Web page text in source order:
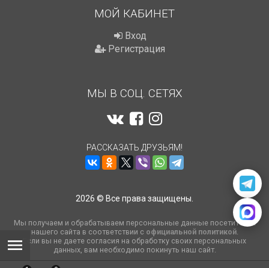
МОЙ КАБИНЕТ
Вход
Регистрация
МЫ В СОЦ. СЕТЯХ
РАССКАЗАТЬ ДРУЗЬЯМ!
2026 © Все права защищены.
Мы получаем и обрабатываем персональные данные посетителей
нашего сайта в соответствии с официальной политикой.
Если вы не даете согласия на обработку своих персональных
данных, вам необходимо покинуть наш сайт.